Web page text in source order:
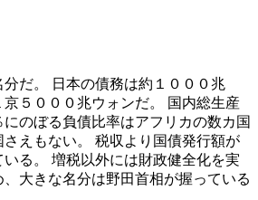
だ。 日本の債務は約１０００兆
５０００兆ウォンだ。 国内総生産
にのぼる負債比率はアフリカの数カ国
えもない。 税収より国債発行額が
る。 増税以外には財政健全化を実
大きな名分は野田首相が握っている